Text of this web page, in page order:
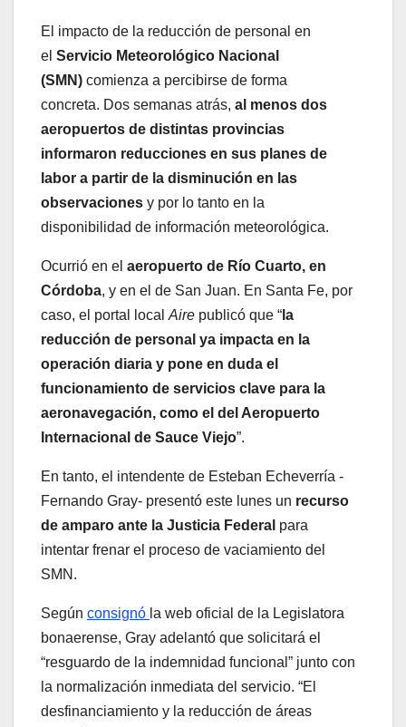
El impacto de la reducción de personal en
el Servicio Meteorológico Nacional
(SMN) comienza a percibirse de forma
concreta. Dos semanas atrás, al menos dos
aeropuertos de distintas provincias
informaron reducciones en sus planes de
labor a partir de la disminución en las
observaciones y por lo tanto en la
disponibilidad de información meteorológica.
Ocurrió en el aeropuerto de Río Cuarto, en
Córdoba, y en el de San Juan. En Santa Fe, por
caso, el portal localAire publicó que “ la
reducción de personal ya impacta en la
operación diaria y pone en duda el
funcionamiento de servicios clave para la
aeronavegación, como el del Aeropuerto
Internacional de Sauce Viejo”.
En tanto, el intendente de Esteban Echeverría -
Fernando Gray- presentó este lunes un recurso
de amparo ante la Justicia Federal para
intentar frenar el proceso de vaciamiento del
SMN.
Según consignó la web oficial de la Legislatora
bonaerense, Gray adelantó que solicitará el
“resguardo de la indemnidad funcional” junto con
la normalización inmediata del servicio. “El
desfinanciamiento y la reducción de áreas